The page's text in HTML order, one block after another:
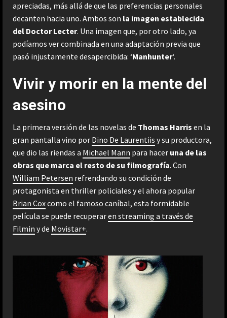
apreciadas, más allá de que las preferencias personales
decanten hacia uno. Ambos son la imagen establecida
del Doctor Lecter. Una imagen que, por otro lado, ya
podíamos ver combinada en una adaptación previa que
pasó injustamente desapercibida: ‘Manhunter‘.
Vivir y morir en la mente del
asesino
La primera versión de las novelas de Thomas Harris en la
gran pantalla vino por Dino De Laurentiis y su productora,
que dio las riendas a Michael Mann para hacer una de las
obras que marca el resto de su filmografía. Con
William Petersen refrendando su condición de
protagonista en thriller policiales y el ahora popular
Brian Coxcomo el famoso caníbal, esta formidable
película se puede recuperaren streaming a través de
Filmin y de Movistar+.